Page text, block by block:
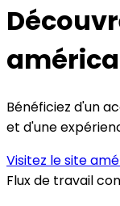
Bénéficiez d'un
et d'une
Visitez le site
Flux de travail